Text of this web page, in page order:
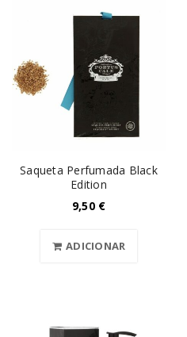
Saqueta Perfumada Black
Edition
9,50 €
ADICIONAR